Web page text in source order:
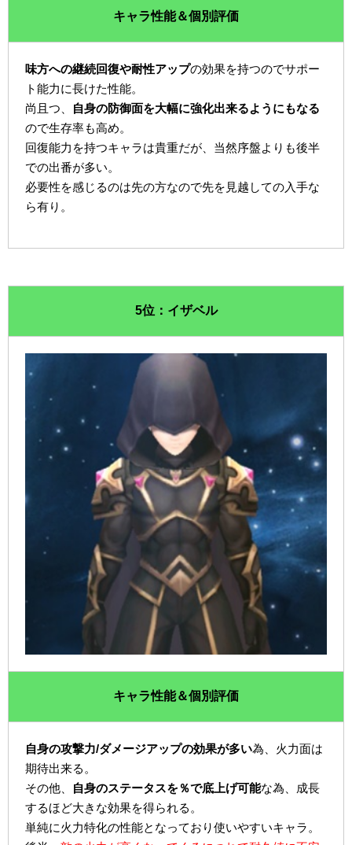
キャラ性能＆個別評価
味方への継続回復や耐性アップの効果を持つのでサポー
ト能力に長けた性能。
尚且つ、 自身の防御面を大幅に強化出来るようにもなる
ので生存率も高め。
回復能力を持つキャラは貴重だが、当然序盤よりも後半
での出番が多い。
必要性を感じるのは先の方なので先を見越しての入手な
ら有り。
5位：イザベル
キャラ性能＆個別評価
自身の攻撃力/ダメージアップの効果が多い為、火力面は
期待出来る。
その他、 自身のステータスを％で底上げ可能な為、成長
するほど大きな効果を得られる。
単純に火力特化の性能となっており使いやすいキャラ。